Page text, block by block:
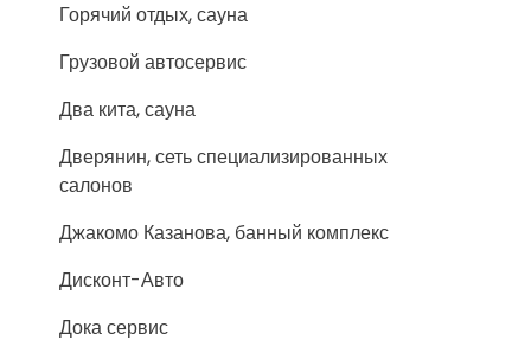
Горячий отдых, сауна
Грузовой автосервис
Два кита, сауна
Дверянин, сеть специализированных
салонов
Джакомо Казанова, банный комплекс
Дисконт-Авто
Дока сервис